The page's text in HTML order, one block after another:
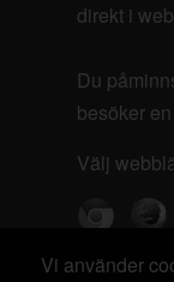
direkt i
Du
besöker
Välj
Vi använder